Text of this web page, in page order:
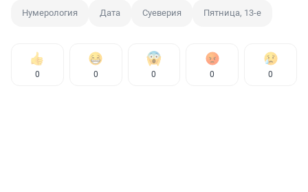
Нумерология Дата Суеверия Пятница, 13-е
0 0 0 0 0